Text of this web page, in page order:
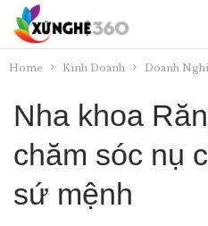
Home Kinh Doanh Doanh
Nha khoa
chăm sóc nụ
sứ mệnh